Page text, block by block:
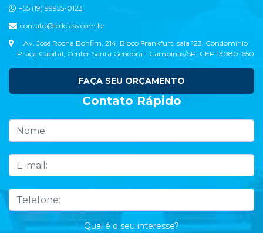
+55 (19) 99955-0123
contato@ledclass.com.br
Av. José Rocha Bonfim, 214, Bloco Frankfurt, sala 123, Condomínio
Praça Capital, Center Santa Genebra - Campinas/SP, CEP 13080-650
FAÇA SEU ORÇAMENTO
Contato Rápido
Qual é o seu interesse?